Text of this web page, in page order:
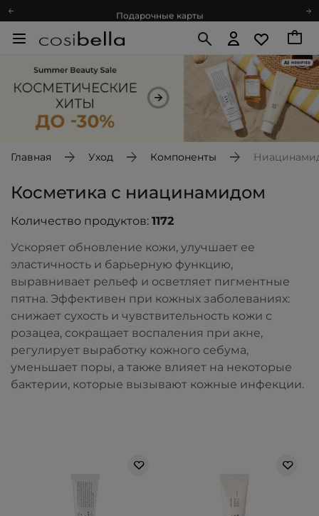
Подарочные карты
Доставка с любовью
Главная Уход Компоненты
Косметика с ниацинамидом
Количество продуктов: 1172
Ускоряет обновление кожи, улучшает ее
эластичность и барьерную функцию,
выравнивает рельеф и осветляет пигментные
пятна. Эффективен при кожных заболеваниях:
снижает сухость и чувствительность кожи с
розацеа, сокращает воспаления при акне,
регулирует выработку кожного себума,
уменьшает поры, а также влияет на некоторые
бактерии, которые вызывают кожные инфекции.